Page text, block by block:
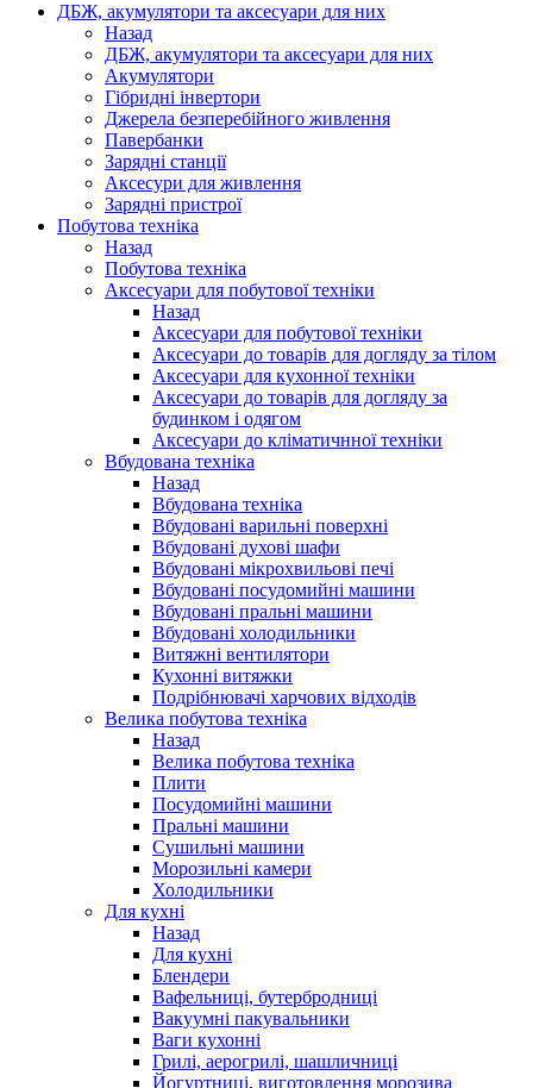
ДБЖ, акумулятори та аксесуари для них
Назад
ДБЖ, акумулятори та аксесуари для них
Акумулятори
Гібридні інвертори
Джерела безперебійного живлення
Павербанки
Зарядні станції
Аксесури для живлення
Зарядні пристрої
Побутова техніка
Назад
Побутова техніка
Аксесуари для побутової техніки
Назад
Аксесуари для побутової техніки
Аксесуари до товарів для догляду за тілом
Аксесуари для кухонної техніки
Аксесуари до товарів для догляду за
будинком і одягом
Аксесуари до кліматичнної техніки
Вбудована техніка
Назад
Вбудована техніка
Вбудовані варильні поверхні
Вбудовані духові шафи
Вбудовані мікрохвильові печі
Вбудовані посудомийні машини
Вбудовані пральні машини
Вбудовані холодильники
Витяжні вентилятори
Кухонні витяжки
Подрібнювачі харчових відходів
Велика побутова техніка
Назад
Велика побутова техніка
Плити
Посудомийні машини
Пральні машини
Сушильні машини
Морозильні камери
Холодильники
Для кухні
Назад
Для кухні
Блендери
Вафельниці, бутербродниці
Вакуумні пакувальники
Ваги кухонні
Грилі, аерогрилі, шашличниці
Йогуртниці, виготовлення морозива